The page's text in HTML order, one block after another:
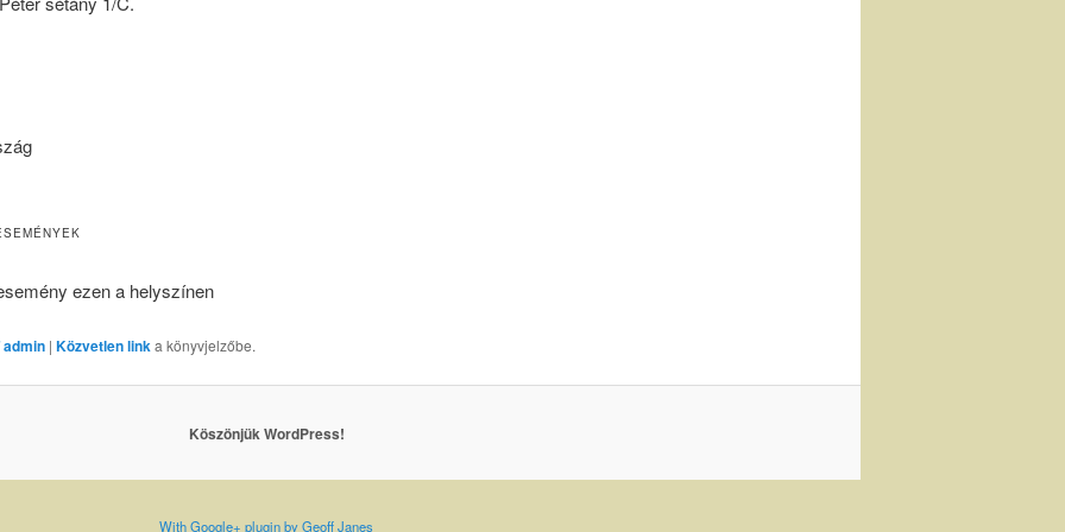
ezen a helyszínen
admin| Közvetlen linka könyvjelzőbe.
Köszönjük WordPress!
With Google+ plugin by Geoff Janes